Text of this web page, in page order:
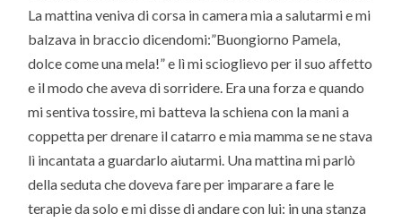
La mattina veniva di corsa in camera mia a salutarmi e mi
balzava in braccio dicendomi:”Buongiorno Pamela,
dolce come una mela!” e lì mi scioglievo per il suo affetto
e il modo che aveva di sorridere. Era una forza e quando
mi sentiva tossire, mi batteva la schiena con la mani a
coppetta per drenare il catarro e mia mamma se ne stava
lì incantata a guardarlo aiutarmi. Una mattina mi parlò
della seduta che doveva fare per imparare a fare le
terapie da solo e mi disse di andare con lui: in una stanza